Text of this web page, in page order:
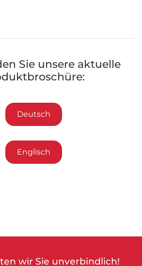
Sie unsere aktuelle
Deutsch
Englisch
wir Sie unverbindlich!